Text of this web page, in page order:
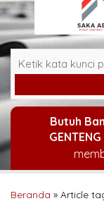
Butuh
Beranda » Article